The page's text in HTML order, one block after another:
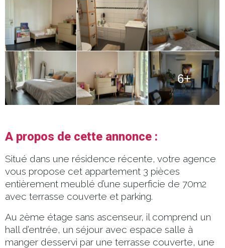
6+
A propos de cette annonce :
Situé dans une résidence récente, votre agence
vous propose cet appartement 3 pièces
entièrement meublé d’une superficie de 70m2
avec terrasse couverte et parking.
Au 2ème étage sans ascenseur, il comprend un
hall d’entrée, un séjour avec espace salle à
manger desservi par une terrasse couverte, une